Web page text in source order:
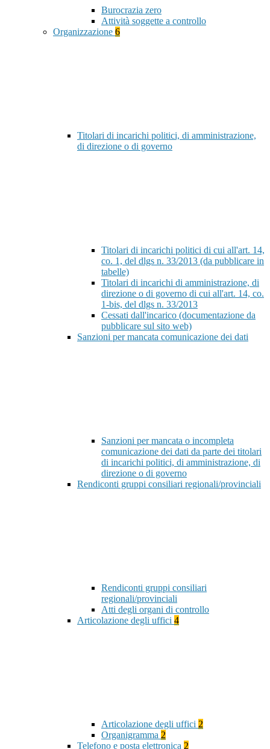
Burocrazia zero
Attività soggette a controllo
Organizzazione 6
Titolari di incarichi politici, di amministrazione,
di direzione o di governo
Titolari di incarichi politici di cui all'art. 14,
co. 1, del dlgs n. 33/2013 (da pubblicare in
tabelle)
Titolari di incarichi di amministrazione, di
direzione o di governo di cui all'art. 14, co.
1-bis, del dlgs n. 33/2013
Cessati dall'incarico (documentazione da
pubblicare sul sito web)
Sanzioni per mancata comunicazione dei dati
Sanzioni per mancata o incompleta
comunicazione dei dati da parte dei titolari
di incarichi politici, di amministrazione, di
direzione o di governo
Rendiconti gruppi consiliari regionali/provinciali
Rendiconti gruppi consiliari
regionali/provinciali
Atti degli organi di controllo
Articolazione degli uffici 4
Articolazione degli uffici 2
Organigramma 2
Telefono e posta elettronica 2